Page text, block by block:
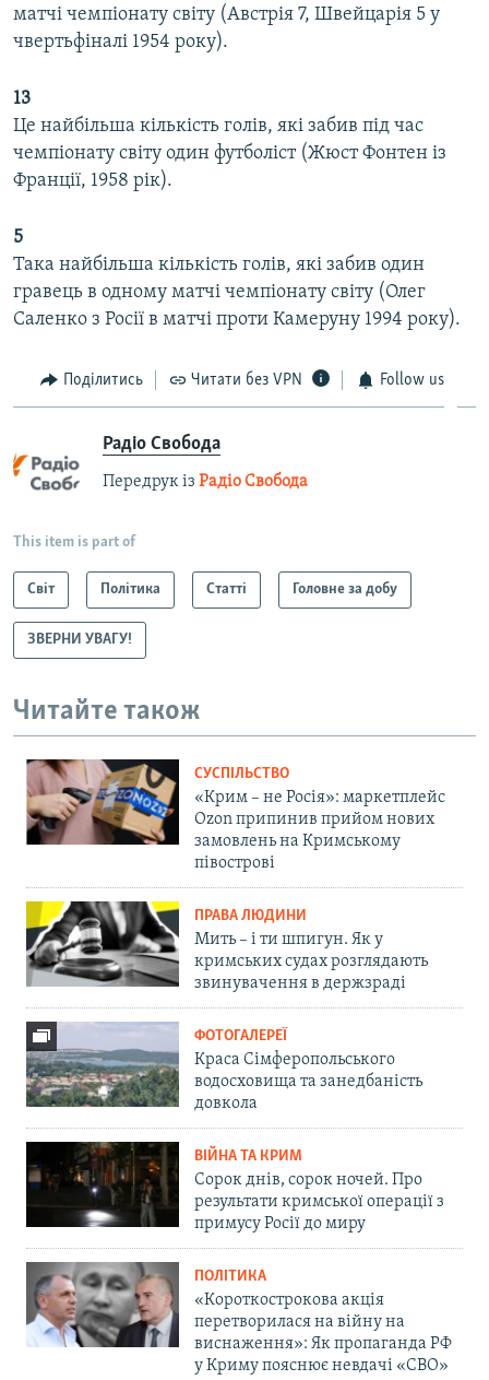
матчі чемпіонату світу (Австрія 7, Швейцарія 5 у
чвертьфіналі 1954 року).
13
Це найбільша кількість голів, які забив під час
чемпіонату світу один футболіст (Жюст Фонтен із
Франції, 1958 рік).
5
Така найбільша кількість голів, які забив один
гравець в одному матчі чемпіонату світу (Олег
Саленко з Росії в матчі проти Камеруну 1994 року).
Поділитись Читати без VPN Follow us
Радіо Свобода
Передрук із Радіо Свобода
This item is part of
Світ Політика Статті Головне за добу
ЗВЕРНИ УВАГУ!
Читайте також
СУСПІЛЬСТВО
«Крим – не Росія»: маркетплейс
Ozon припинив прийом нових
замовлень на Кримському
півострові
ПРАВА ЛЮДИНИ
Мить – і ти шпигун. Як у
кримських судах розглядають
звинувачення в держзраді
ФОТОГАЛЕРЕЇ
Краса Сімферопольського
водосховища та занедбаність
довкола
ВІЙНА ТА КРИМ
Сорок днів, сорок ночей. Про
результати кримської операції з
примусу Росії до миру
ПОЛІТИКА
«Короткострокова акція
перетворилася на війну на
виснаження»: Як пропаганда РФ
у Криму пояснює невдачі «СВО»